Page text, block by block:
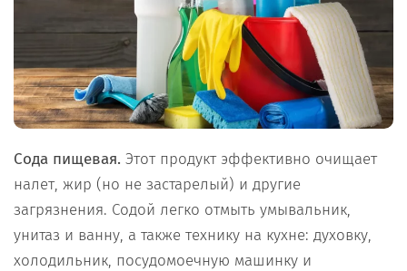
Сода пищевая. Этот продукт эффективно очищает
налет, жир (но не застарелый) и другие
загрязнения. Содой легко отмыть умывальник,
унитаз и ванну, а также технику на кухне: духовку,
холодильник, посудомоечную машинку и